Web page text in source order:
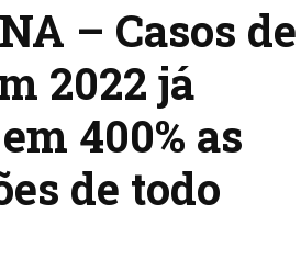
– Casos de
2022 já
400% as
de todo